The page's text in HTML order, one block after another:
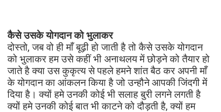
कैसे उसके योगदान को भुलाकर
दोस्तो, जब वो ही माँ बूढ़ी हो जाती है तो कैसे उसके योगदान
को भुलाकर हम उसे कहीं भी अनाथलय में छोड़ने को तैयार हो
जाते है क्या उस कुकृत्य से पहले हमने शांत बैठ कर अपनी माँ
के योगदान का आंकलन किया है जो उन्हौने आपकी जिंदगी में
दिया है। क्यों हमे उनकी कोई भी सलाह बुरी लगने लगती है
क्यों हमे उनकी कोई बात भी काटने को दौड़ती है, क्यों हम